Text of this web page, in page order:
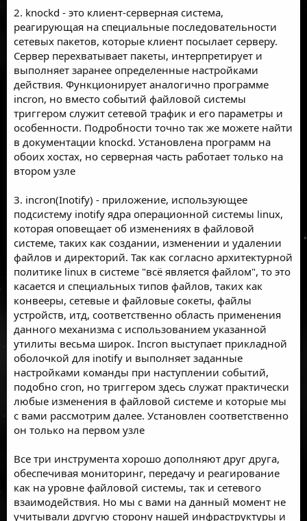
2. knockd - это клиент-серверная система,
реагирующая на специальные последовательности
сетевых пакетов, которые клиент посылает серверу.
Сервер перехватывает пакеты, интерпретирует и
выполняет заранее определенные настройками
действия. Функционирует аналогично программе
incron, но вместо событий файловой системы
триггером служит сетевой трафик и его параметры и
особенности. Подробности точно так же можете найти
в документации knockd. Установлена программ на
обоих хостах, но серверная часть работает только на
втором узле
3. incron(Inotify) - приложение, использующее
подсистему inotify ядра операционной системы linux,
которая оповещает об изменениях в файловой
системе, таких как создании, изменении и удалении
файлов и директорий. Так как согласно архитектурной
политике linux в системе "всё является файлом", то это
касается и специальных типов файлов, таких как
конвееры, сетевые и файловые сокеты, файлы
устройств, итд, соответственно область применения
данного механизма с использованием указанной
утилиты весьма широк. Incron выступает прикладной
оболочкой для inotify и выполняет заданные
настройками команды при наступлении событий,
подобно cron, но триггером здесь служат практически
любые изменения в файловой системе и которые мы
с вами рассмотрим далее. Установлен соответственно
он только на первом узле
Все три инструмента хорошо дополняют друг друга,
обеспечивая мониторинг, передачу и реагирование
как на уровне файловой системы, так и сетевого
взаимодействия. Но мы с вами на данный момент не
учитывали другую сторону нашей инфраструктуры и